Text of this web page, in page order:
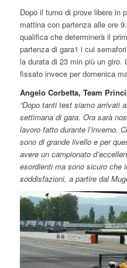
Dopo il turno di prove libere in
mattina con partenza alle ore
qualifica che determinerà il
partenza di gara1 i cui
la durata di 23 min più un giro.
fissato invece per domenica
Angelo Corbetta, Team
“Dopo tanti test siamo arrivati
settimana di gara. Ora sarà
lavoro fatto durante l’inverno.
sono di grande livello e per
avere un campionato
esordienti ma sono sicuro che
soddisfazioni, a partire dal